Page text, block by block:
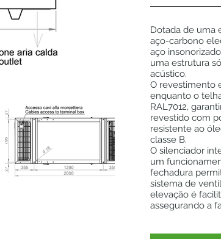
Dotada de uma
aço-carbono
aço
uma estrutura
acústico.
O revestimento
enquanto o
RAL7012,
revestido com
resistente ao
classe B.
O silenciador
um
fechadura
sistema de
elevação é
assegurando a